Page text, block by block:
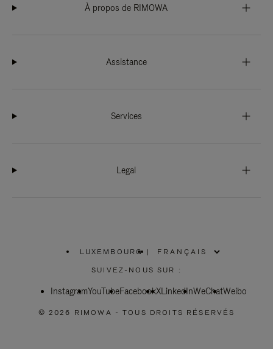
À propos de RIMOWA
Assistance
Services
Legal
LUXEMBOURG
SÉLECTIONNEZ
VOTRE
|
SUIVEZ-NOUS SUR :
InstagramYouTubeFacebookXLinkedInWeChatWeibo
© 2026 RIMOWA - TOUS DROITS RÉSERVÉS